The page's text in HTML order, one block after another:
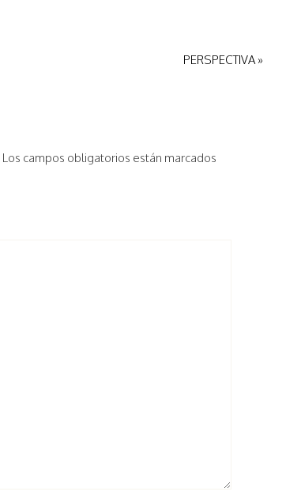
PERSPECTIVA »
Los campos obligatorios están marcados